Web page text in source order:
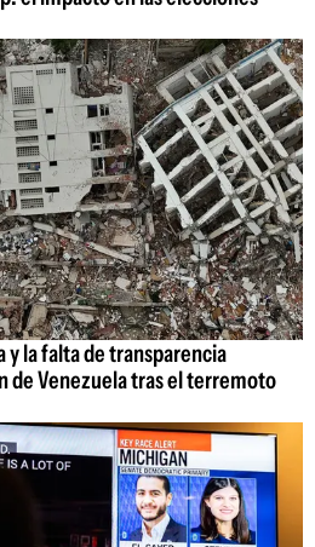
y la falta de transparencia
de Venezuela tras el terremoto